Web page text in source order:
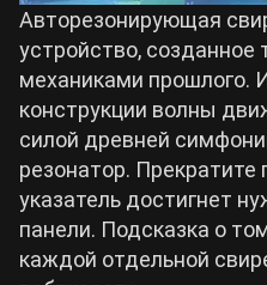
Авторезонирующая
устройство, созданное
механиками прошлого.
конструкции волны
силой древней
резонатор. Прекратите
указатель достигнет
панели. Подсказка о
каждой отдельной